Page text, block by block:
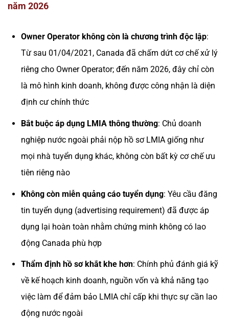
năm 2026
Owner Operator không còn là chương trình độc lập:
Từ sau 01/04/2021, Canada đã chấm dứt cơ chế xử lý
riêng cho Owner Operator; đến năm 2026, đây chỉ còn
là mô hình kinh doanh, không được công nhận là diện
định cư chính thức
Bắt buộc áp dụng LMIA thông thường: Chủ doanh
nghiệp nước ngoài phải nộp hồ sơ LMIA giống như
mọi nhà tuyển dụng khác, không còn bất kỳ cơ chế ưu
tiên riêng nào
Không còn miễn quảng cáo tuyển dụng: Yêu cầu đăng
tin tuyển dụng (advertising requirement) đã được áp
dụng lại hoàn toàn nhằm chứng minh không có lao
động Canada phù hợp
Thẩm định hồ sơ khắt khe hơn: Chính phủ đánh giá kỹ
về kế hoạch kinh doanh, nguồn vốn và khả năng tạo
việc làm để đảm bảo LMIA chỉ cấp khi thực sự cần lao
động nước ngoài